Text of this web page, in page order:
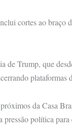
cortes ao braço
de Trump, que
da Casa
política